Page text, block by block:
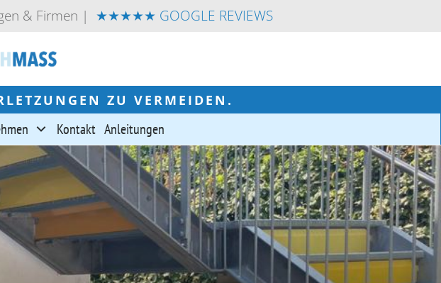
& Firmen | ★★★★★ GOOGLE REVIEWS
ZU VERMEIDEN.
Kontakt Anleitungen